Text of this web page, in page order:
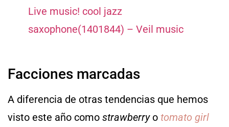
Live music! cool jazz
saxophone(1401844) – Veil music
Facciones marcadas
A diferencia de otras tendencias que hemos
visto este año como strawberryo tomato girl